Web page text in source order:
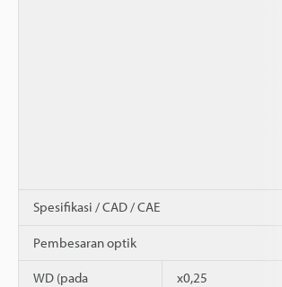
Spesifikasi / CAD / CAE
Pembesaran optik
WD (pada
x0,25